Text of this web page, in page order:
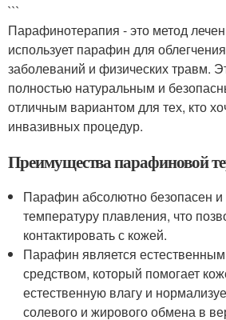
```
Парафинотерапия - это метод
использует парафин для
заболеваний и физических травм.
полностью натуральным и
отличным вариантом для тех, кто
инвазивных процедур.
Преимущества парафиновой
Парафин абсолютно безопасен и
температуру плавления, что
контактировать с кожей.
Парафин является
средством, который помогает
естественную влагу и
солевого и жирового обмена в